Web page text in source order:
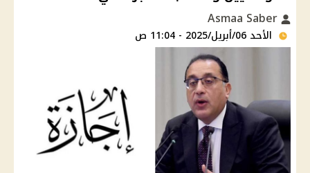
الأحد 06/أبريل/2025 - 11:04 ص